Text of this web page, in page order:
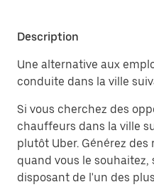
Description
Une alternative aux
conduite dans la ville
Si vous cherchez des
chauffeurs dans la ville
plutôt Uber. Générez
quand vous le
disposant de l'un des